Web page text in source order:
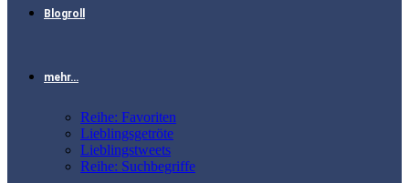
Blogroll
mehr…
Reihe: Favoriten
Lieblingsgetröte
Lieblingstweets
Reihe: Suchbegriffe